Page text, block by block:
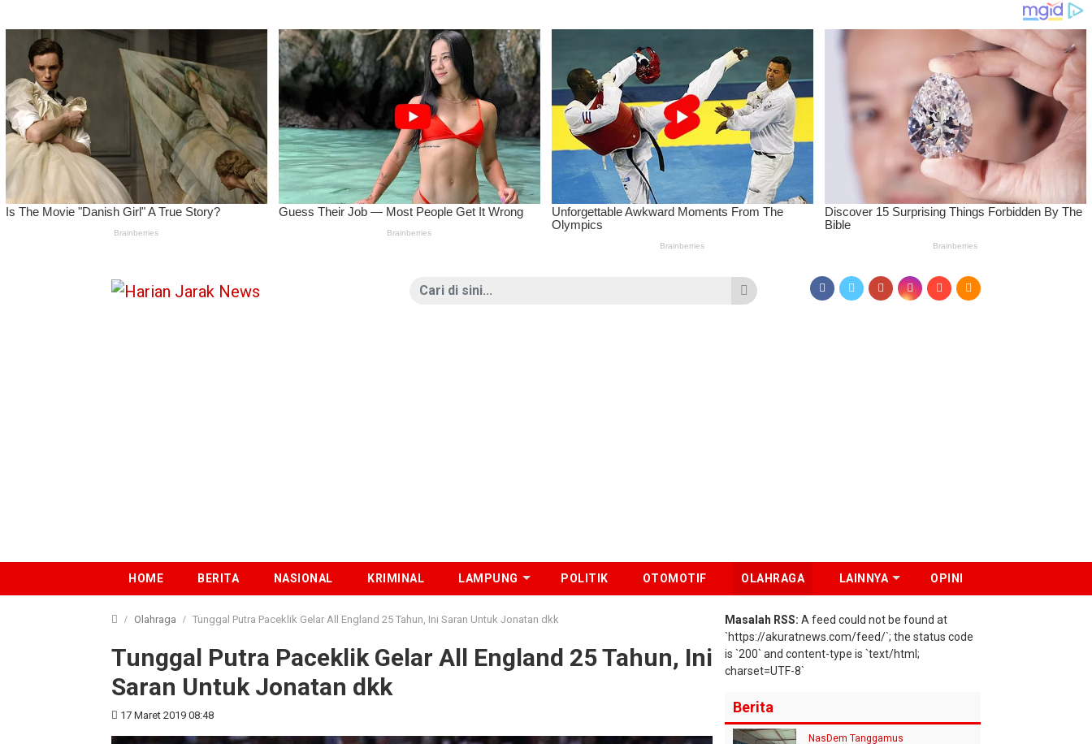
HOME BERITA NASIONAL KRIMINAL LAMPUNG POLITIK OTOMOTIF OLAHRAGA LAINNYA OPINI
Olahraga Tunggal Putra Paceklik Gelar All England 25 Tahun, Ini Saran Untuk Jonatan dkk
Tunggal Putra Paceklik Gelar All England 25 Tahun, Ini
Saran Untuk Jonatan dkk
17 Maret 2019 08:48
Masalah RSS: A feed could not be found at
`https://akuratnews.com/feed/`; the status code
is `200` and content-type is `text/html;
charset=UTF-8`
Berita
NasDem Tanggamus